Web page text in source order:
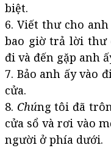
biệt.
6. Viết thư cho
bao giờ trả lời thư
đi và đến gặp anh
7. Bảo anh ấy vào
cửa.
8. Chúng tôi đã
cửa sổ và rơi vào
người ở phía dưới.